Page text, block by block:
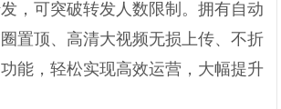
，可突破转发人数限制。拥有自动
置顶、高清大视频无损上传、不折
能，轻松实现高效运营，大幅提升